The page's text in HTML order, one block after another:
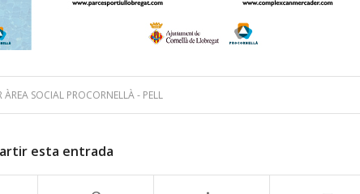
ÀREA SOCIAL PROCORNELLÀ - PELL
esta entrada